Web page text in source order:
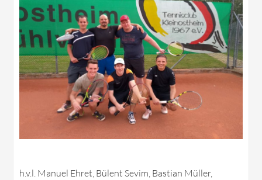
h.v.l. Manuel Ehret, Bülent Sevim, Bastian Müller,